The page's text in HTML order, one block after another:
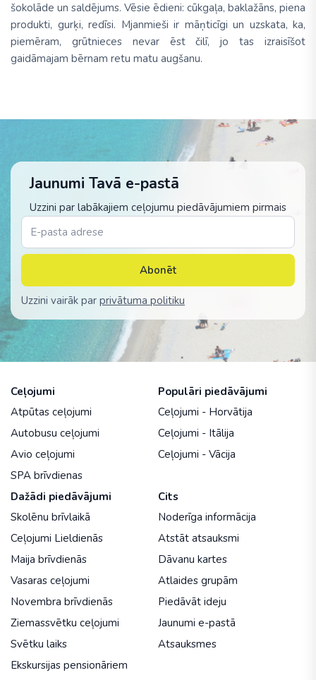
šokolāde un saldējums. Vēsie ēdieni: cūkgaļa, baklažāns, piena
produkti, gurķi, redīsi. Mjanmieši ir māņticīgi un uzskata, ka,
piemēram, grūtnieces nevar ēst čilī, jo tas izraisīšot
gaidāmajam bērnam retu matu augšanu.
Jaunumi Tavā e-pastā
Uzzini par labākajiem ceļojumu piedāvājumiem pirmais
Abonēt
Uzzini vairāk par privātuma politiku
Ceļojumi
Atpūtas ceļojumi
Autobusu ceļojumi
Avio ceļojumi
SPA brīvdienas
Populāri piedāvājumi
Ceļojumi - Horvātija
Ceļojumi - Itālija
Ceļojumi - Vācija
Dažādi piedāvājumi
Skolēnu brīvlaikā
Ceļojumi Lieldienās
Maija brīvdienās
Vasaras ceļojumi
Novembra brīvdienās
Ziemassvētku ceļojumi
Svētku laiks
Ekskursijas pensionāriem
Cits
Noderīga informācija
Atstāt atsauksmi
Dāvanu kartes
Atlaides grupām
Piedāvāt ideju
Jaunumi e-pastā
Atsauksmes